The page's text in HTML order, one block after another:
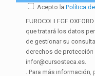
Acepto la Política
EUROCOLLEGE
que tratará los datos
de gestionar su
derechos de protección
infor@cursosteca.es.
. Para más